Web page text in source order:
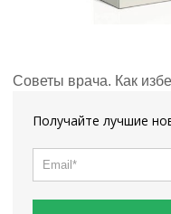
Советы врача. Как
Получайте лучшие